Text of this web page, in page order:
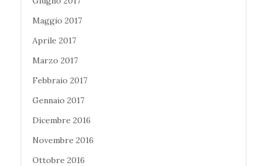
Maggio 2017
Aprile 2017
Marzo 2017
Febbraio 2017
Gennaio 2017
Dicembre 2016
Novembre 2016
Ottobre 2016